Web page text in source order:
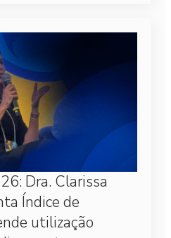
Dra. Clarissa
Índice de
utilização